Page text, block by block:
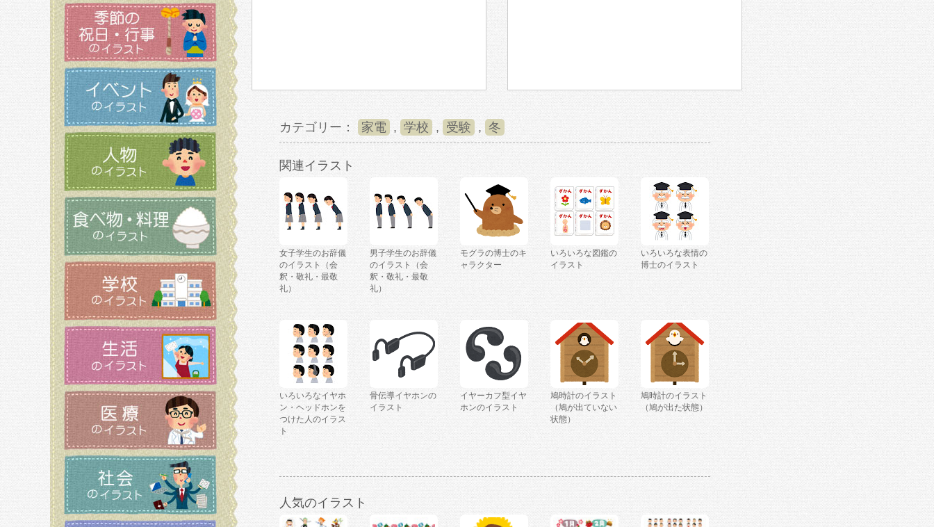
カテゴリー： 家電 , 学校 , 受験 , 冬
関連イラスト
女子学生のお辞儀
のイラスト（会
釈・敬礼・最敬
礼）
男子学生のお辞儀
のイラスト（会
釈・敬礼・最敬
礼）
モグラの博士のキ
ャラクター
いろいろな図鑑の
イラスト
いろいろな表情の
博士のイラスト
いろいろなイヤホ
ン・ヘッドホンを
つけた人のイラス
ト
骨伝導イヤホンの
イラスト
イヤーカフ型イヤ
ホンのイラスト
鳩時計のイラスト
（鳩が出ていない
状態）
鳩時計のイラスト
（鳩が出た状態）
人気のイラスト